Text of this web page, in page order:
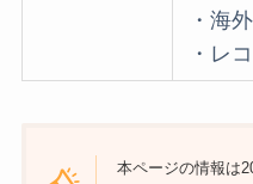
・海
・レ
本ページの情報は